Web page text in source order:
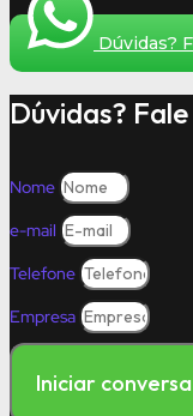
Dúvidas?
Dúvidas?
Nome
e-mail
Telefone
Empresa
Iniciar